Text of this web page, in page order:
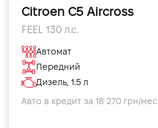
Citroen C5 Aircross
FEEL 130 л.с.
Автомат
Передний
Дизель, 1.5 л
Авто в кредит за 18 270 грн/мес